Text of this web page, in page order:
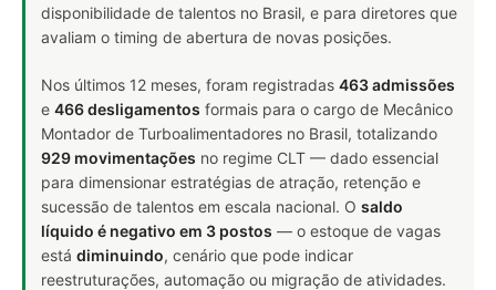
disponibilidade de talentos no Brasil, e para diretores que
avaliam o timing de abertura de novas posições.
Nos últimos 12 meses, foram registradas 463 admissões
e 466 desligamentos formais para o cargo de Mecânico
Montador de Turboalimentadores no Brasil, totalizando
929 movimentações no regime CLT — dado essencial
para dimensionar estratégias de atração, retenção e
sucessão de talentos em escala nacional. O saldo
líquido é negativo em 3 postos — o estoque de vagas
está diminuindo, cenário que pode indicar
reestruturações, automação ou migração de atividades.